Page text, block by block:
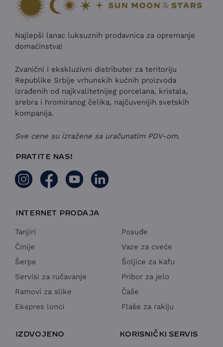
Najlepši lanac luksuznih prodavnica za opremanje
domaćinstva!
Zvanični i ekskluzivni distributer za teritoriju
Republike Srbije vrhunskih kućnih proizvoda
izrađenih od najkvalitetnijeg porcelana, kristala,
srebra i hromiranog čelika, najčuvenijih svetskih
kompanija.
Sve cene su izražene sa uračunatim PDV-om.
PRATITE NAS!
INTERNET PRODAJA
Tanjiri
Činije
Šerpe
Servisi za ručavanje
Ramovi za slike
Ekspres lonci
Posuđe
Vaze za cveće
Šoljice za kafu
Pribor za jelo
Čaše
Flaše za rakiju
IZDVOJENO KORISNIČKI SERVIS